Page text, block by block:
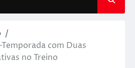
com Duas
no Treino